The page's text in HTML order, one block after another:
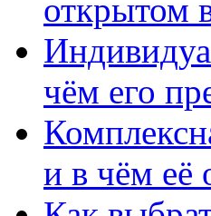
открытом
чём его
и в чём её